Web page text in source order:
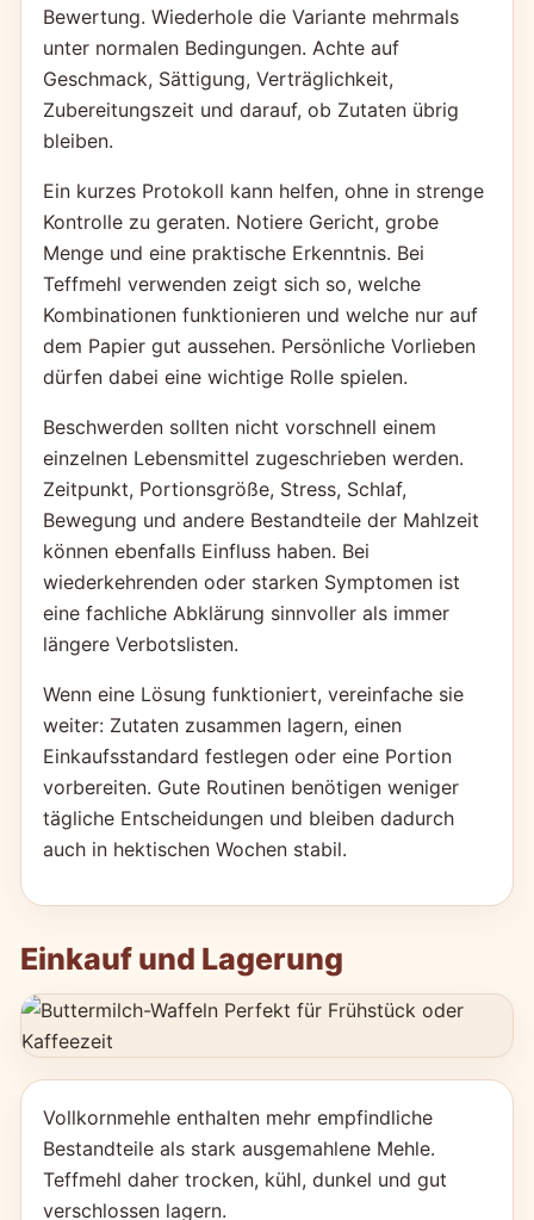
Bewertung. Wiederhole die Variante mehrmals
unter normalen Bedingungen. Achte auf
Geschmack, Sättigung, Verträglichkeit,
Zubereitungszeit und darauf, ob Zutaten übrig
bleiben.
Ein kurzes Protokoll kann helfen, ohne in strenge
Kontrolle zu geraten. Notiere Gericht, grobe
Menge und eine praktische Erkenntnis. Bei
Teffmehl verwenden zeigt sich so, welche
Kombinationen funktionieren und welche nur auf
dem Papier gut aussehen. Persönliche Vorlieben
dürfen dabei eine wichtige Rolle spielen.
Beschwerden sollten nicht vorschnell einem
einzelnen Lebensmittel zugeschrieben werden.
Zeitpunkt, Portionsgröße, Stress, Schlaf,
Bewegung und andere Bestandteile der Mahlzeit
können ebenfalls Einfluss haben. Bei
wiederkehrenden oder starken Symptomen ist
eine fachliche Abklärung sinnvoller als immer
längere Verbotslisten.
Wenn eine Lösung funktioniert, vereinfache sie
weiter: Zutaten zusammen lagern, einen
Einkaufsstandard festlegen oder eine Portion
vorbereiten. Gute Routinen benötigen weniger
tägliche Entscheidungen und bleiben dadurch
auch in hektischen Wochen stabil.
Einkauf und Lagerung
Vollkornmehle enthalten mehr empfindliche
Bestandteile als stark ausgemahlene Mehle.
Teffmehl daher trocken, kühl, dunkel und gut
verschlossen lagern.